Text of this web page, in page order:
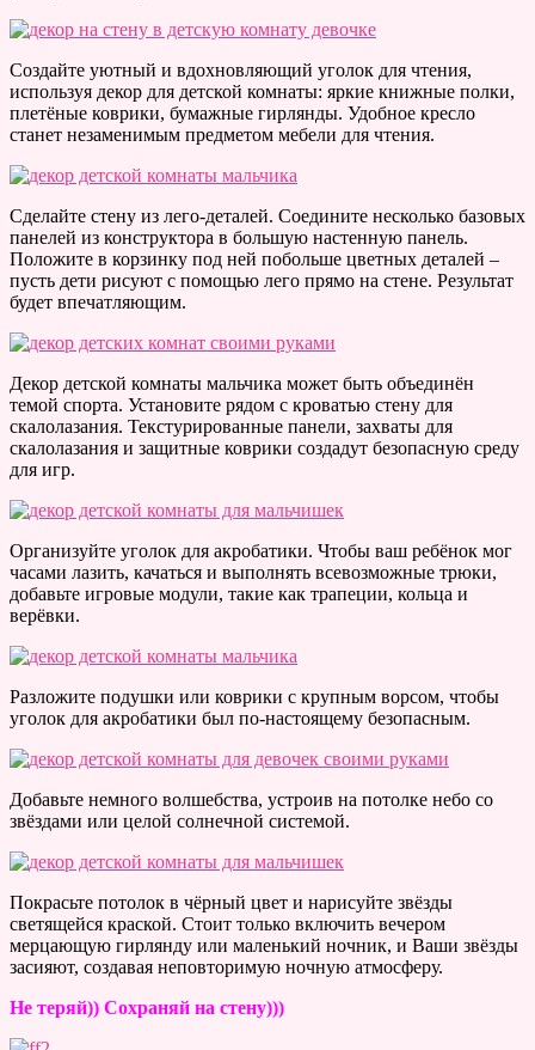
Создайте уютный и вдохновляющий уголок для чтения,
используя декор для детской комнаты: яркие книжные полки,
плетёные коврики, бумажные гирлянды. Удобное кресло
станет незаменимым предметом мебели для чтения.
Сделайте стену из лего-деталей. Соедините несколько базовых
панелей из конструктора в большую настенную панель.
Положите в корзинку под ней побольше цветных деталей –
пусть дети рисуют с помощью лего прямо на стене. Результат
будет впечатляющим.
Декор детской комнаты мальчика может быть объединён
темой спорта. Установите рядом с кроватью стену для
скалолазания. Текстурированные панели, захваты для
скалолазания и защитные коврики создадут безопасную среду
для игр.
Организуйте уголок для акробатики. Чтобы ваш ребёнок мог
часами лазить, качаться и выполнять всевозможные трюки,
добавьте игровые модули, такие как трапеции, кольца и
верёвки.
Разложите подушки или коврики с крупным ворсом, чтобы
уголок для акробатики был по-настоящему безопасным.
Добавьте немного волшебства, устроив на потолке небо со
звёздами или целой солнечной системой.
Покрасьте потолок в чёрный цвет и нарисуйте звёзды
светящейся краской. Стоит только включить вечером
мерцающую гирлянду или маленький ночник, и Ваши звёзды
засияют, создавая неповторимую ночную атмосферу.
Не теряй)) Сохраняй на стену)))